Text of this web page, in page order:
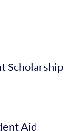
Scholarship
Aid